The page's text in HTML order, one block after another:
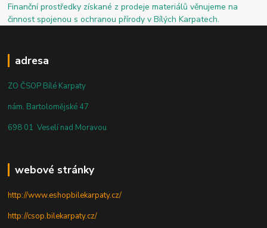
Finanční prostředky získané z prodeje materiálů věnujeme na
činnost spojenou s ochranou přírody v Bílých Karpatech.
adresa
ZO ČSOP Bílé Karpaty
nám. Bartolomějské 47
698 01 Veselí nad Moravou
webové stránky
http://www.eshopbilekarpaty.cz/
http://csop.bilekarpaty.cz/